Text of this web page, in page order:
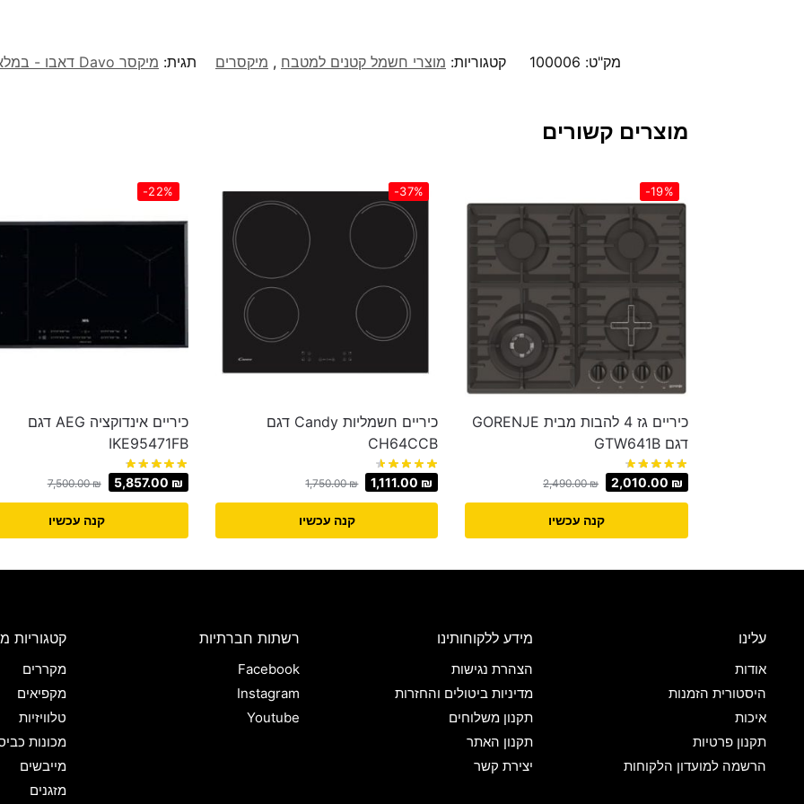
מק"ט: 100006 קטגוריות: מוצרי חשמל קטנים למטבח , מיקסרים תגית: ‏מיקסר Davo דאבו - במלאי צבעים אדום וקרם דגם MIX5250
מוצרים קשורים
-19%
כיריים גז 4 להבות מבית GORENJE
דגם GTW641B
2,490.00₪ 2,010.00 ₪
קנה עכשיו
-37%
כיריים חשמליות Candy דגם
CH64CCB
1,750.00₪ 1,111.00 ₪
קנה עכשיו
-22%
כיריים אינדוקציה AEG דגם
IKE95471FB
7,500.00₪ 5,857.00 ₪
קנה עכשיו
עלינו
אודות
היסטורית הזמנות
איכות
תקנון פרטיות
הרשמה למועדון הלקוחות
מידע ללקוחותינו
הצהרת נגישות
מדיניות ביטולים והחזרות
תקנון משלוחים
תקנון האתר
יצירת קשר
רשתות חברתיות
Facebook
Instagram
Youtube
קטגוריות
מקררים
מקפיאים
טלוויזיות
מכונות
מייבשים
מזגנים